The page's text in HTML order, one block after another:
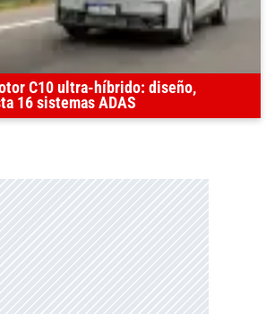
C10 ultra-híbrido: diseño,
16 sistemas ADAS